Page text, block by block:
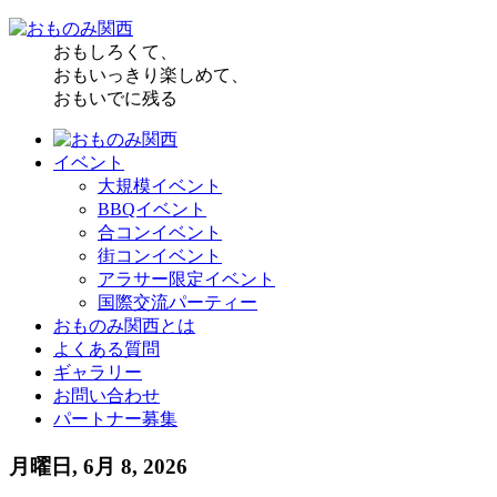
おもしろくて、
おもいっきり楽しめて、
おもいでに残る
イベント
大規模イベント
BBQイベント
合コンイベント
街コンイベント
アラサー限定イベント
国際交流パーティー
おものみ関西とは
よくある質問
ギャラリー
お問い合わせ
パートナー募集
月曜日, 6月 8, 2026